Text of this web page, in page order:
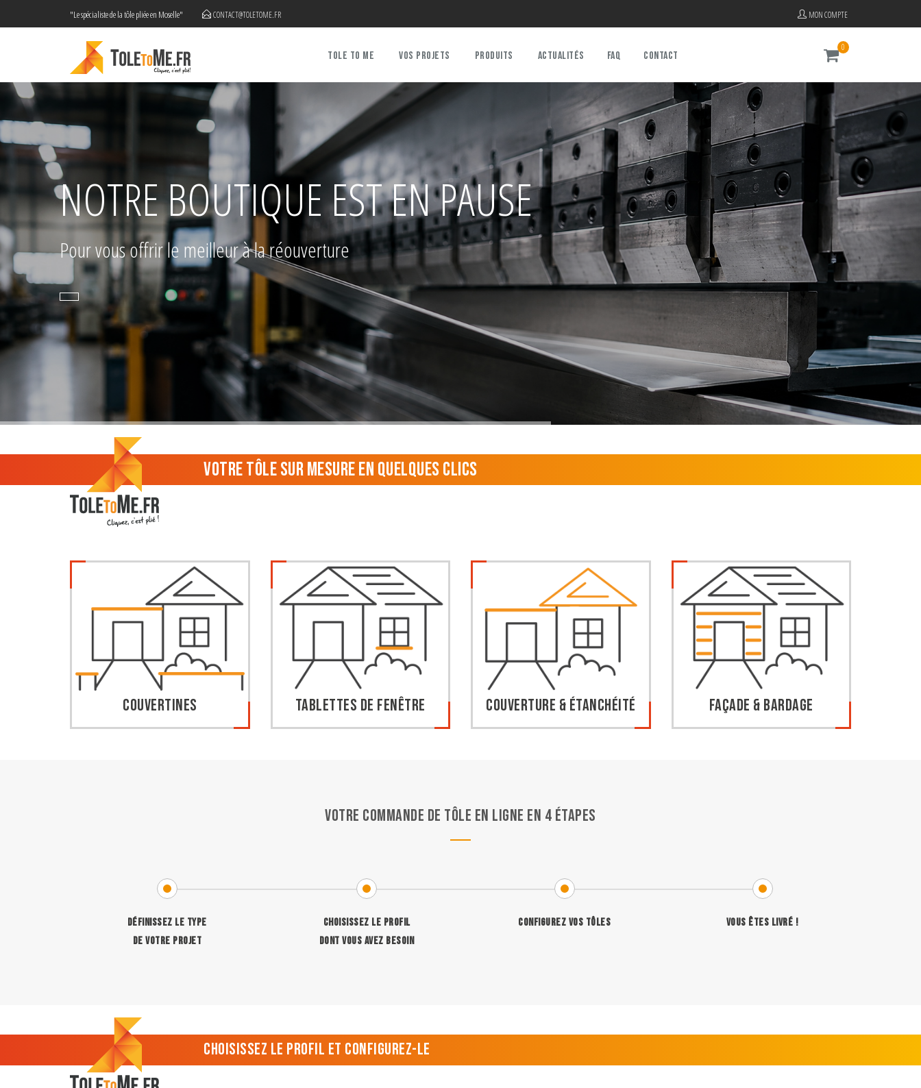
"Le spécialiste de la tôle pliée en Moselle" CONTACT@TOLETOME.FR MON COMPTE
0
TOLE TO ME VOS PROJETS PRODUITS ACTUALITÉS FAQ CONTACT
NOTRE BOUTIQUE EST EN PAUSE
Pour vous offrir le meilleur à la réouverture
Votre tôle sur mesure en quelques clics
Couvertines Tablettes de fenêtre Couverture & étanchéité Façade & Bardage
Votre commande de tôle en ligne en 4 étapes
DÉFINISSEZ LE TYPE
DE VOTRE PROJET
CHOISISSEZ LE PROFIL
DONT VOUS AVEZ BESOIN
CONFIGUREZ VOS TÔLES VOUS ÊTES LIVRÉ !
Choisissez le profil et configurez-le